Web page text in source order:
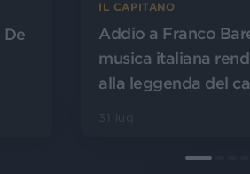
IL CAPITANO
Addio a Franco
musica italiana
alla leggenda del